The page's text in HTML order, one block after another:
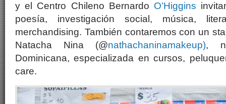
y el Centro Chileno Bernardo O’Higgins
poesía, investigación social, música,
merchandising. También contaremos con un
Natacha Nina (@nathachaninamakeup),
Dominicana, especializada en cursos,
care.